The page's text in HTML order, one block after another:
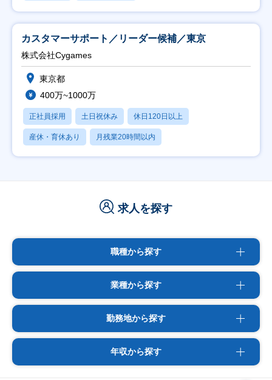
カスタマーサポート／リーダー候補／東京
株式会社Cygames
東京都
400万~1000万
正社員採用 土日祝休み 休日120日以上
産休・育休あり 月残業20時間以内
求人を探す
職種から探す
業種から探す
勤務地から探す
年収から探す